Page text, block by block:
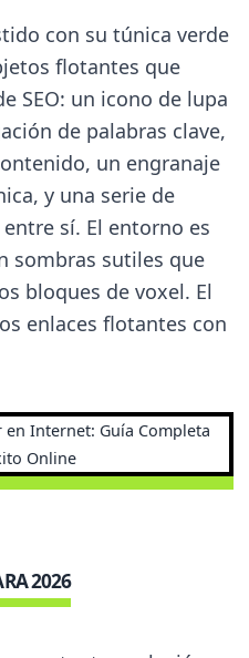
con su túnica verde
flotantes que
SEO: un icono de lupa
de palabras clave,
un engranaje
y una serie de
sí. El entorno es
sombras sutiles que
bloques de voxel. El
enlaces flotantes con
2026